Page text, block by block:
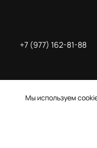
+7 (977) 162-81-88
Мы используем